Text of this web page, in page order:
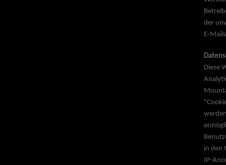
der
E-
Diese
in den
IP-